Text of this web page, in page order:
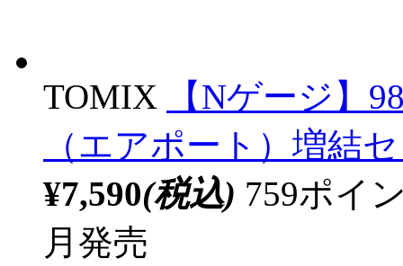
TOMIX
【Nゲージ】
（エアポート）増結
¥7,590(税込) 759ポイ
月発売